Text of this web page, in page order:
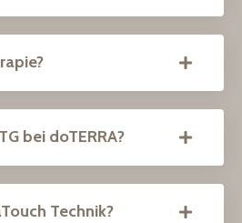
bei doTERRA?
Technik?